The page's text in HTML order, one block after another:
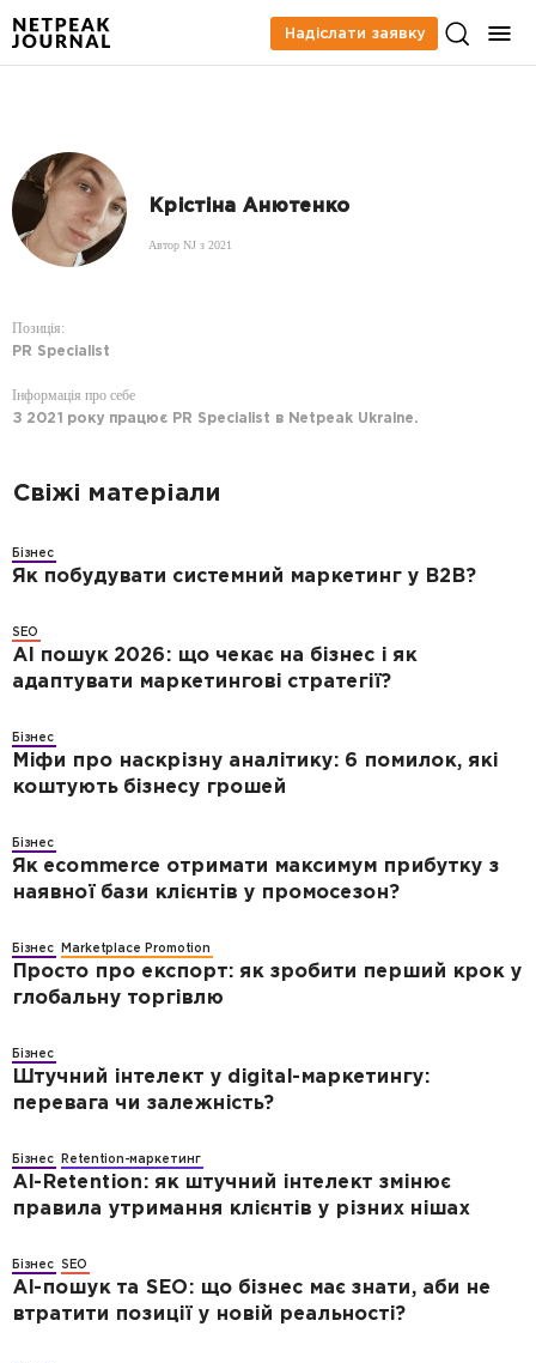
Надіслати заявку
Крістіна Анютенко
Автор NJ з 2021
Позиція:
PR Specialist
Інформація про себе
З 2021 року працює PR Specialist в Netpeak Ukraine.
Свіжі матеріали
Бізнес
Як побудувати системний маркетинг у B2B?
SEO
AI пошук 2026: що чекає на бізнес і як
адаптувати маркетингові стратегії?
Бізнес
Міфи про наскрізну аналітику: 6 помилок, які
коштують бізнесу грошей
Бізнес
Як ecommerce отримати максимум прибутку з
наявної бази клієнтів у промосезон?
Бізнес Marketplace Promotion
Просто про експорт: як зробити перший крок у
глобальну торгівлю
Бізнес
Штучний інтелект у digital-маркетингу:
перевага чи залежність?
Бізнес Retention-маркетинг
AI-Retention: як штучний інтелект змінює
правила утримання клієнтів у різних нішах
Бізнес SEO
AI-пошук та SEO: що бізнес має знати, аби не
втратити позиції у новій реальності?